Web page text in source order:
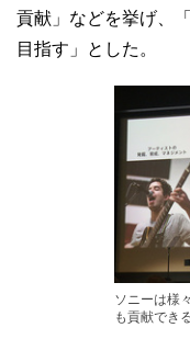
貢献」などを挙げ、
目指す」とした。
ソニーは様
も貢献でき